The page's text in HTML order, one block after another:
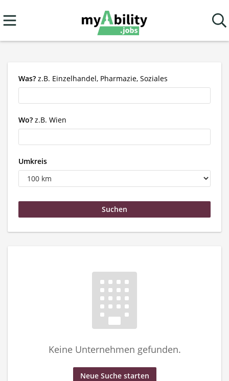
Was? z.B. Einzelhandel, Pharmazie, Soziales
Wo? z.B. Wien
Umkreis
Keine Unternehmen gefunden.
Neue Suche starten